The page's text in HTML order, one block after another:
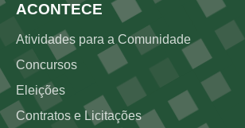
ACONTECE
Atividades para a Comunidade
Concursos
Eleições
Contratos e Licitações